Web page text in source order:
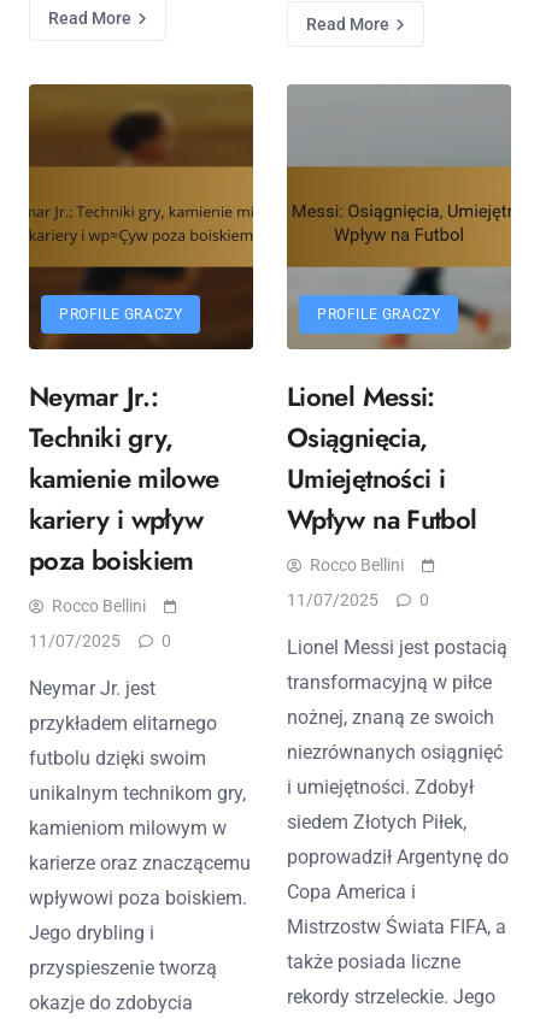
Read More Read More
PROFILE GRACZY
Neymar Jr.:
Techniki gry,
kamienie milowe
kariery i wpływ
poza boiskiem
Rocco Bellini
11/07/2025
0
Neymar Jr. jest
przykładem elitarnego
futbolu dzięki swoim
unikalnym technikom gry,
kamieniom milowym w
karierze oraz znaczącemu
wpływowi poza boiskiem.
Jego drybling i
przyspieszenie tworzą
okazje do zdobycia
PROFILE GRACZY
Lionel Messi:
Osiągnięcia,
Umiejętności i
Wpływ na Futbol
Rocco Bellini
11/07/2025
0
Lionel Messi jest postacią
transformacyjną w piłce
nożnej, znaną ze swoich
niezrównanych osiągnięć
i umiejętności. Zdobył
siedem Złotych Piłek,
poprowadził Argentynę do
Copa America i
Mistrzostw Świata FIFA, a
także posiada liczne
rekordy strzeleckie. Jego